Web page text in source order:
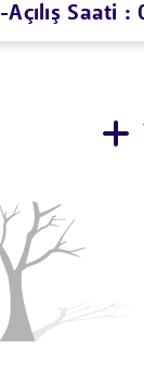
-Açılış Saati :